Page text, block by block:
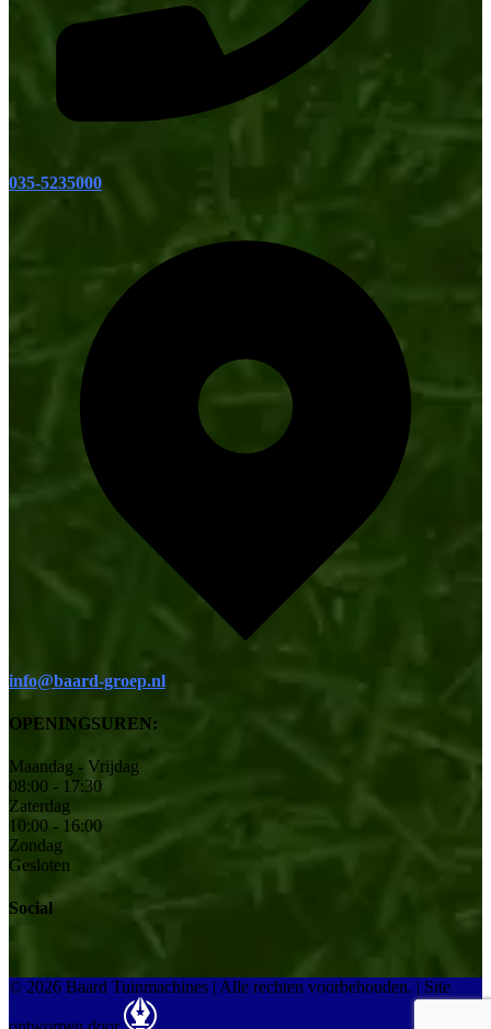
035-5235000
info@baard-groep.nl
OPENINGSUREN:
Maandag - Vrijdag
08:00 - 17:30
Zaterdag
10:00 - 16:00
Zondag
Gesloten
Social
© 2026 Baard Tuinmachines | Alle rechten voorbehouden. | Site